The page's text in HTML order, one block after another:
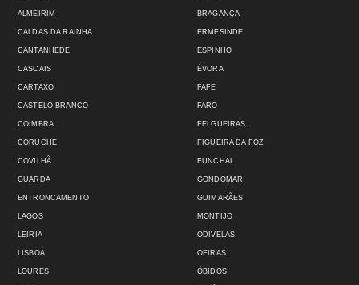
ALMEIRIM BRAGANÇA
CALDAS DA RAINHA
CANTANHEDE
CASCAIS
CARTAXO
CASTELO BRANCO
COIMBRA
CORUCHE
COVILHÃ
GUARDA
ENTRONCAMENTO
ERMESINDE
ESPINHO
ÉVORA
FAFE
FARO
FELGUEIRAS
FIGUEIRA DA FOZ
FUNCHAL
GONDOMAR
GUIMARÃES
LAGOS
LEIRIA
LISBOA
LOURES
MONTIJO
ODIVELAS
OEIRAS
ÓBIDOS